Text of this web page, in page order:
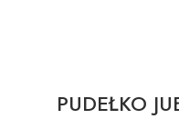
PUDEŁKO